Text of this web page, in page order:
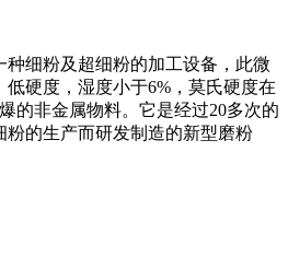
种细粉及超细粉的加工设备，此微
硬度，湿度小于6%，莫氏硬度在
的非金属物料。它是经过20多次的
粉的生产而研发制造的新型磨粉